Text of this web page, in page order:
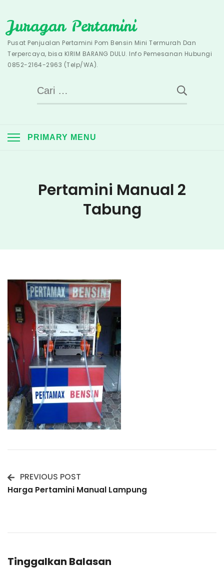
to
content
Juragan Pertamini
Pusat Penjualan Pertamini Pom Bensin Mini Termurah Dan
Terpercaya, bisa KIRIM BARANG DULU. Info Pemesanan Hubungi
0852-2164-2963 (Telp/WA).
Cari
untuk:
PRIMARY MENU
Pertamini Manual 2
Tabung
Post
PREVIOUS POST
Harga Pertamini Manual Lampung
Tinggalkan Balasan